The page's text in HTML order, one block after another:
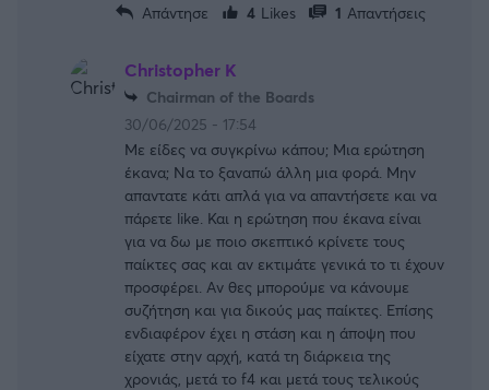
Απάντησε
4 Likes 1 Απαντήσεις
Christopher K
Chairman of the Boards
30/06/2025 - 17:54
Με είδες να συγκρίνω κάπου; Μια ερώτηση
έκανα; Να το ξαναπώ άλλη μια φορά. Μην
απαντατε κάτι απλά για να απαντήσετε και να
πάρετε like. Και η ερώτηση που έκανα είναι
για να δω με ποιο σκεπτικό κρίνετε τους
παίκτες σας και αν εκτιμάτε γενικά το τι έχουν
προσφέρει. Αν θες μπορούμε να κάνουμε
συζήτηση και για δικούς μας παίκτες. Επίσης
ενδιαφέρον έχει η στάση και η άποψη που
είχατε στην αρχή, κατά τη διάρκεια της
χρονιάς, μετά το f4 και μετά τους τελικούς